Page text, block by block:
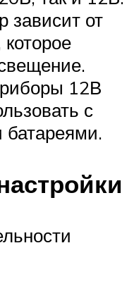
зависит от
12В
с
батареями.